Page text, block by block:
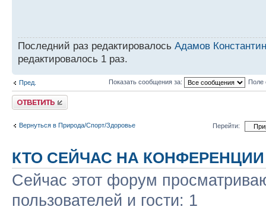
Последний раз редактировалось Адамов Константин
редактировалось 1 раз.
Пред. Показать сообщения за: Поле
Ответить
Вернуться в Природа/Спорт/Здоровье Перейти:
КТО СЕЙЧАС НА КОНФЕРЕНЦИИ
Сейчас этот форум
пользователей и гости: 1